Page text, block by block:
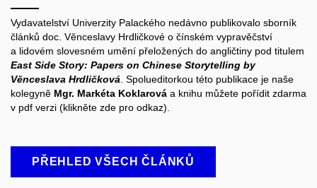
Vydavatelství Univerzity Palackého nedávno publikovalo sborník
článků doc. Věnceslavy Hrdličkové o čínském vypravěčství
a lidovém slovesném umění přeložených do angličtiny pod titulem
East Side Story: Papers on Chinese Storytelling by
Věnceslava Hrdličková. Spolueditorkou této publikace je naše
kolegyně Mgr. Markéta Koklarová a knihu můžete pořídit zdarma
v pdf verzi (klikněte zde pro odkaz).
PŘEHLED VŠECH ČLÁNKŮ